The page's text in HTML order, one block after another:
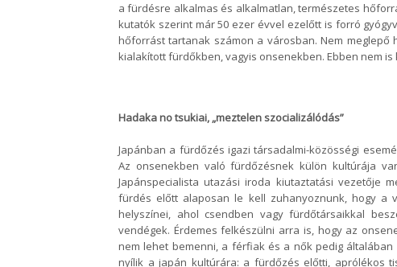
a fürdésre alkalmas és alkalmatlan, természetes
kutatók szerint már50 ezer évvel ezelőtt is forró
hőforrást tartanak számon a városban. Nem meglepő
kialakított fürdőkben, vagyis onsenekben. Ebben nem is
Hadaka no tsukiai, „meztelen szocializálódás”
Japánban a fürdőzés igazi társadalmi-közösségi
Az onsenekben való fürdőzésnek külön kultúrája
Japánspecialista utazási iroda kiutaztatási vezetője
fürdés előtt alaposan le kell zuhanyoznunk, hogy a
helyszínei, ahol csendben vagy fürdőtársaikkal
vendégek. Érdemes felkészülni arra is, hogy az
nem lehet bemenni, a férfiak és a nők pedig
nyílik ajapán kultúrára: a fürdőzés előtti, aprólékos